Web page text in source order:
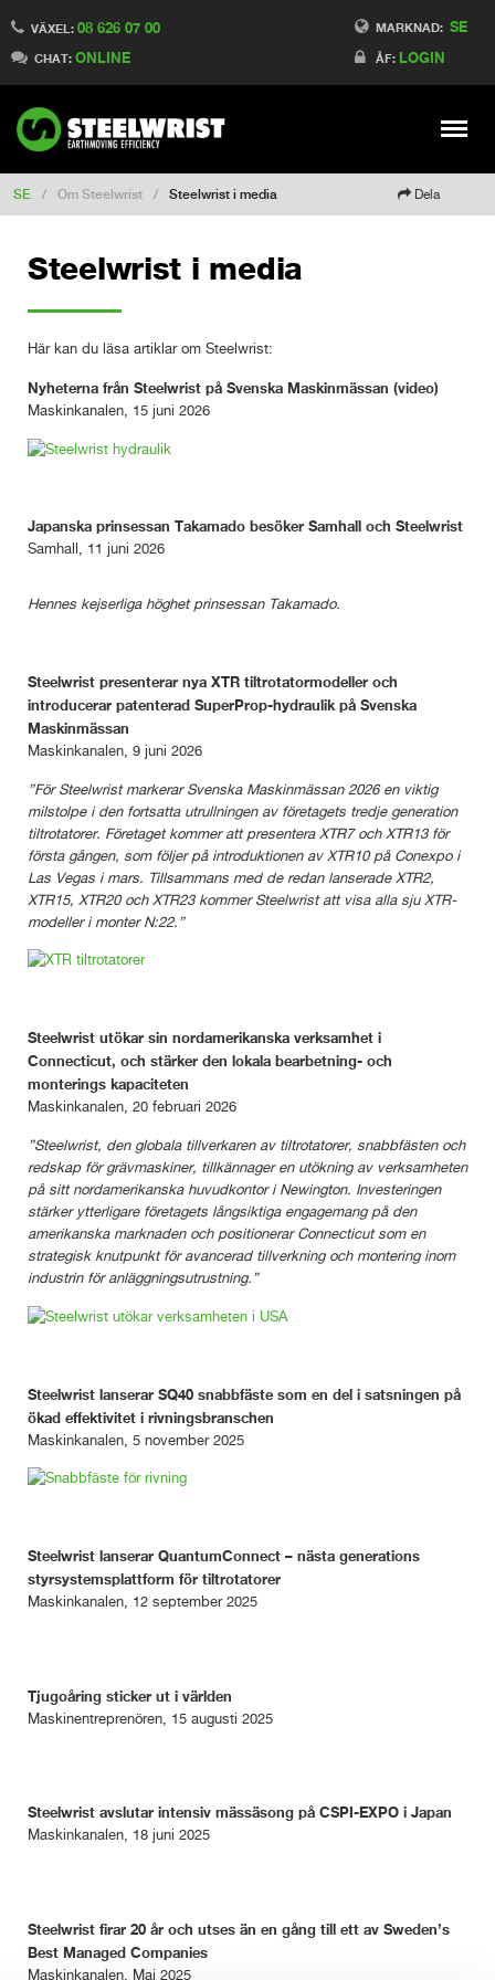
MARKNAD: SE
ÅF: LOGIN
VÄXEL: 08 626 07 00
CHAT: ONLINE
Meny
Switch to Finland
Switch to Denmark
Switch to China
Switch to Australia
Change market
SE / Om Steelwrist / Steelwrist i media Dela
Steelwrist i media
Här kan du läsa artiklar om Steelwrist:
Nyheterna från Steelwrist på Svenska Maskinmässan (video)
Maskinkanalen, 15 juni 2026
Japanska prinsessan Takamado besöker Samhall och Steelwrist
Samhall, 11 juni 2026
Hennes kejserliga höghet prinsessan Takamado.
Steelwrist presenterar nya XTR tiltrotatormodeller och
introducerar patenterad SuperProp-hydraulik på Svenska
Maskinmässan
Maskinkanalen, 9 juni 2026
”För Steelwrist markerar Svenska Maskinmässan 2026 en viktig
milstolpe i den fortsatta utrullningen av företagets tredje generation
tiltrotatorer. Företaget kommer att presentera XTR7 och XTR13 för
första gången, som följer på introduktionen av XTR10 på Conexpo i
Las Vegas i mars. Tillsammans med de redan lanserade XTR2,
XTR15, XTR20 och XTR23 kommer Steelwrist att visa alla sju XTR-
modeller i monter N:22.”
Steelwrist utökar sin nordamerikanska verksamhet i
Connecticut, och stärker den lokala bearbetning- och
monterings kapaciteten
Maskinkanalen, 20 februari 2026
”Steelwrist, den globala tillverkaren av tiltrotatorer, snabbfästen och
redskap för grävmaskiner, tillkännager en utökning av verksamheten
på sitt nordamerikanska huvudkontor i Newington. Investeringen
stärker ytterligare företagets långsiktiga engagemang på den
amerikanska marknaden och positionerar Connecticut som en
strategisk knutpunkt för avancerad tillverkning och montering inom
industrin för anläggningsutrustning.”
Steelwrist lanserar SQ40 snabbfäste som en del i satsningen på
ökad effektivitet i rivningsbranschen
Maskinkanalen, 5 november 2025
Steelwrist lanserar QuantumConnect – nästa generations
styrsystemsplattform för tiltrotatorer
Maskinkanalen, 12 september 2025
Tjugoåring sticker ut i världen
Maskinentreprenören, 15 augusti 2025
Steelwrist avslutar intensiv mässäsong på CSPI-EXPO i Japan
Maskinkanalen, 18 juni 2025
Steelwrist firar 20 år och utses än en gång till ett av Sweden’s
Best Managed Companies
Maskinkanalen, Maj 2025